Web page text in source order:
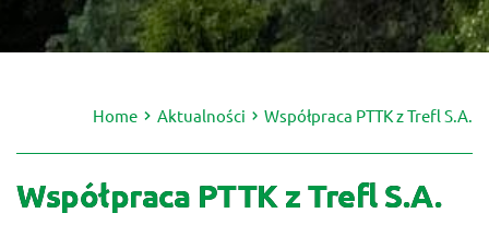
Home Aktualności Współpraca PTTK z Trefl S.A.
Współpraca PTTK z Trefl S.A.